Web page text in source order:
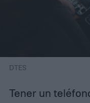
DTES
Tener un